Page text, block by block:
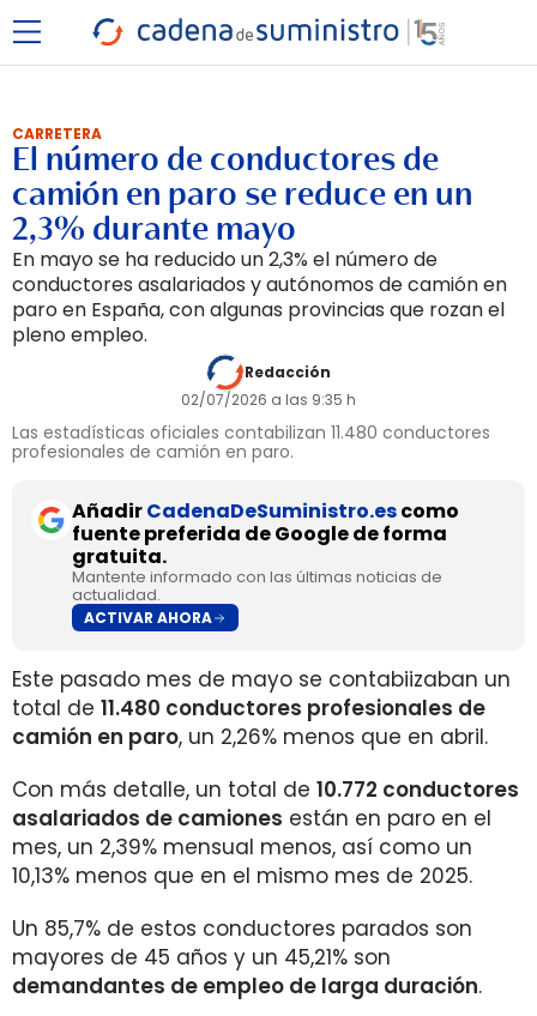
CARRETERA
El número de conductores de
camión en paro se reduce en un
2,3% durante mayo
En mayo se ha reducido un 2,3% el número de
conductores asalariados y autónomos de camión en
paro en España, con algunas provincias que rozan el
pleno empleo.
Redacción
02/07/2026 a las 9:35 h
Las estadísticas oficiales contabilizan 11.480 conductores
profesionales de camión en paro.
AñadirCadenaDeSuministro.escomo
fuente preferida de Google de forma
gratuita.
Mantente informado con las últimas noticias de
actualidad.
ACTIVAR AHORA
Este pasado mes de mayo se contabiizaban un
total de 11.480 conductores profesionales de
camión en paro, un 2,26% menos que en abril.
Con más detalle, un total de 10.772 conductores
asalariados de camiones están en paro en el
mes, un 2,39% mensual menos, así como un
10,13% menos que en el mismo mes de 2025.
Un 85,7% de estos conductores parados son
mayores de 45 años y un 45,21% son
demandantes de empleo de larga duración.